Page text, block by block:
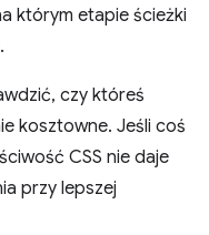
którym etapie ścieżki
czy któreś
kosztowne. Jeśli coś
CSS nie daje
przy lepszej